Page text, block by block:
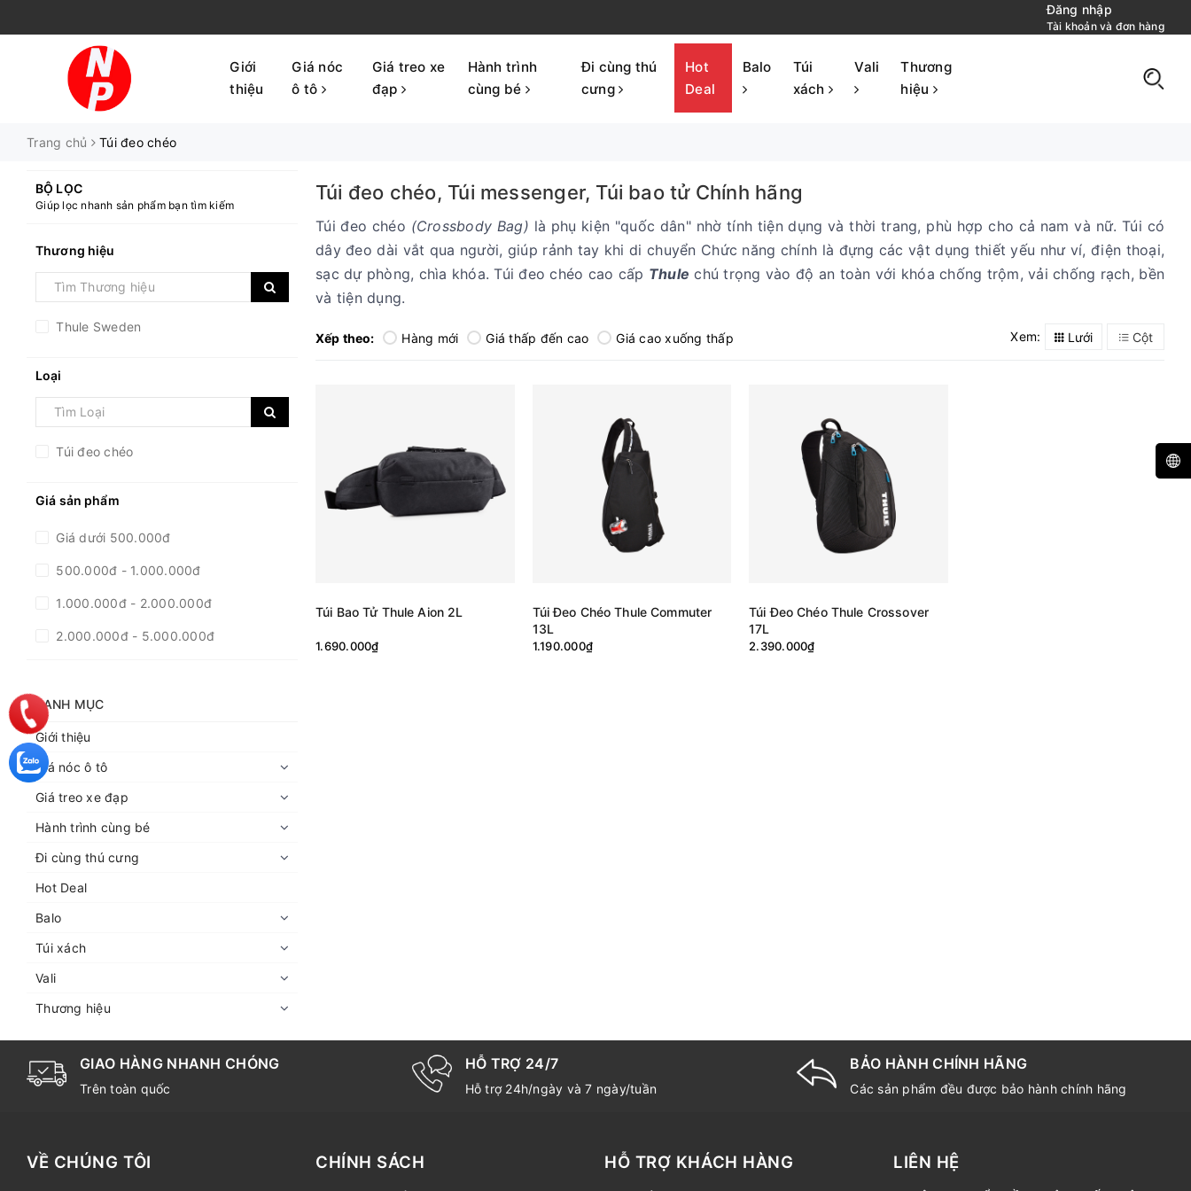
Đăng nhập
Tài khoản và đơn hàng
Giới
thiệu
Giá nóc
ô tô
Giá treo xe
đạp
Hành trình
cùng bé
Đi cùng thú
cưng
Hot
Deal
Balo
Túi
xách
Vali
Thương
hiệu
Trang chủ Túi đeo chéo
BỘ LỌC
Giúp lọc nhanh sản phẩm bạn tìm kiếm
Thương hiệu
Thule Sweden
Loại
Túi đeo chéo
Giá sản phẩm
Giá dưới 500.000đ
500.000đ - 1.000.000đ
1.000.000đ - 2.000.000đ
2.000.000đ - 5.000.000đ
Giá trên 10.000.000đ
DANH MỤC
Giới thiệu
Giá nóc ô tô
Giá treo xe đạp
Hành trình cùng bé
Đi cùng thú cưng
Hot Deal
Balo
Túi xách
Vali
Thương hiệu
Túi đeo chéo, Túi messenger, Túi bao tử Chính hãng
Túi đeo chéo (Crossbody Bag) là phụ kiện "quốc dân" nhờ tính tiện dụng và thời trang, phù hợp cho cả nam và nữ. Túi có
dây đeo dài vắt qua người, giúp rảnh tay khi di chuyển Chức năng chính là đựng các vật dụng thiết yếu như ví, điện thoại,
sạc dự phòng, chìa khóa. Túi đeo chéo cao cấp Thule chú trọng vào độ an toàn với khóa chống trộm, vải chống rạch, bền
và tiện dụng.
Xếp theo: Hàng mới Giá thấp đến cao Giá cao xuống thấp Xem: Lưới Cột
Túi Bao Tử Thule Aion 2L
1.690.000₫
Túi Đeo Chéo Thule Commuter
13L
1.190.000₫
Túi Đeo Chéo Thule Crossover
17L
2.390.000₫
GIAO HÀNG NHANH CHÓNG
Trên toàn quốc
HỖ TRỢ 24/7
Hỗ trợ 24h/ngày và 7 ngày/tuần
BẢO HÀNH CHÍNH HÃNG
Các sản phẩm đều được bảo hành chính hãng
VỀ CHÚNG TÔI CHÍNH SÁCH HỖ TRỢ KHÁCH HÀNG LIÊN HỆ